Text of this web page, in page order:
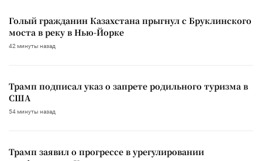
Голый гражданин Казахстана прыгнул с Бруклинского
моста в реку в Нью-Йорке
42 минуты назад
Трамп подписал указ о запрете родильного туризма в
США
54 минуты назад
Трамп заявил о прогрессе в урегулировании